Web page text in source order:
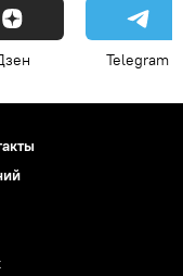
Telegram